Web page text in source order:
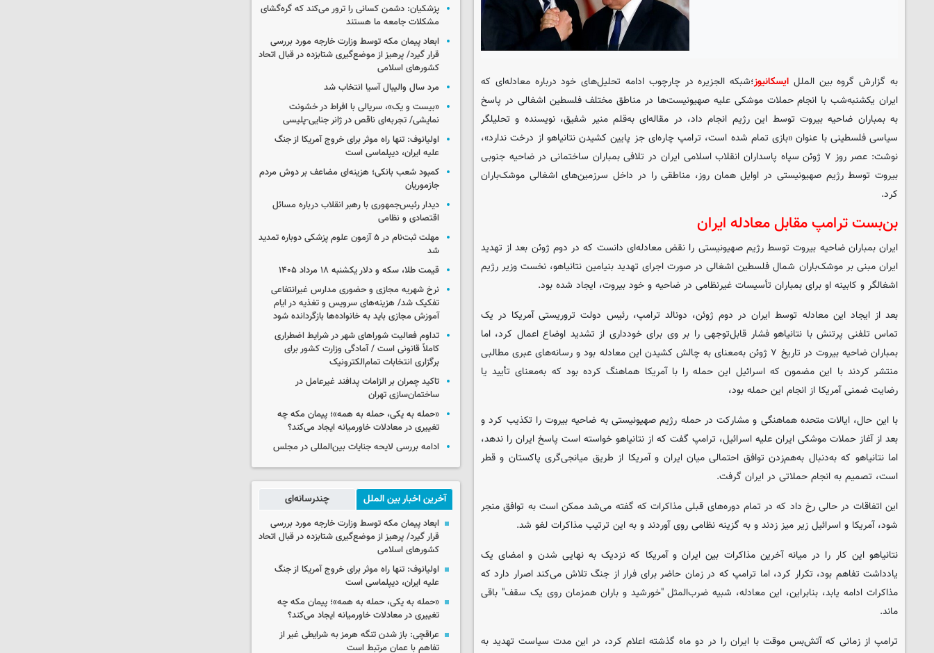
به گزارش گروه بین الملل ایسکانیوز؛شبکه الجزیره در چارچوب ادامه تحلیل‌های خود درباره معادله‌ای که
ایران یکشنبه‌شب با انجام حملات موشکی علیه صهیونیست‌ها در مناطق مختلف فلسطین اشغالی در پاسخ
به بمباران ضاحیه بیروت توسط این رژیم انجام داد، در مقاله‌ای به‌قلم منیر شفیق، نویسنده و تحلیلگر
سیاسی فلسطینی با عنوان «بازی تمام شده است، ترامپ چاره‌ای جز پایین کشیدن نتانیاهو از درخت ندارد»،
نوشت: عصر روز ۷ ژوئن سپاه پاسداران انقلاب اسلامی ایران در تلافی بمباران ساختمانی در ضاحیه جنوبی
بیروت توسط رژیم صهیونیستی در اوایل همان روز، مناطقی را در داخل سرزمین‌های اشغالی موشک‌باران
کرد.
بن‌بست ترامپ مقابل معادله ایران
ایران بمباران ضاحیه بیروت توسط رژیم صهیونیستی را نقض معادله‌ای دانست که در دوم ژوئن بعد از تهدید
ایران مبنی بر موشک‌باران شمال فلسطین اشغالی در صورت اجرای تهدید بنیامین نتانیاهو، نخست وزیر رژیم
اشغالگر و کابینه او برای بمباران تأسیسات غیرنظامی در ضاحیه و خود بیروت، ایجاد شده بود.
بعد از ایجاد این معادله توسط ایران در دوم ژوئن، دونالد ترامپ، رئیس دولت تروریستی آمریکا در یک
تماس تلفنی پرتنش با نتانیاهو فشار قابل‌توجهی را بر وی برای خودداری از تشدید اوضاع اعمال کرد، اما
بمباران ضاحیه بیروت در تاریخ ۷ ژوئن به‌معنای به چالش کشیدن این معادله بود و رسانه‌های عبری مطالبی
منتشر کردند با این مضمون که اسرائیل این حمله را با آمریکا هماهنگ کرده بود که به‌معنای تأیید یا
رضایت ضمنی آمریکا از انجام این حمله بود،
با این حال، ایالات متحده هماهنگی و مشارکت در حمله رژیم صهیونیستی به ضاحیه بیروت را تکذیب کرد و
بعد از آغاز حملات موشکی ایران علیه اسرائیل، ترامپ گفت که از نتانیاهو خواسته است پاسخ ایران را ندهد،
اما نتانیاهو که به‌دنبال به‌هم‌زدن توافق احتمالی میان ایران و آمریکا از طریق میانجی‌گری پاکستان و قطر
است، تصمیم به انجام حملاتی در ایران گرفت.
این اتفاقات در حالی رخ داد که در تمام دوره‌های قبلی مذاکرات که گفته می‌شد ممکن است به توافق منجر
شود، آمریکا و اسرائیل زیر میز زدند و به گزینه نظامی روی آوردند و به این ترتیب مذاکرات لغو شد.
نتانیاهو این کار را در میانه آخرین مذاکرات بین ایران و آمریکا که نزدیک به نهایی شدن و امضای یک
یادداشت تفاهم بود، تکرار کرد، اما ترامپ که در زمان حاضر برای فرار از جنگ تلاش می‌کند اصرار دارد که
مذاکرات ادامه یابد، بنابراین، این معادله، شبیه ضرب‌المثل "خورشید و باران همزمان روی یک سقف" باقی
ماند.
ترامپ از زمانی که آتش‌بس موقت با ایران را در دو ماه گذشته اعلام کرد، در این مدت سیاست تهدید به
پزشکیان: دشمن کسانی را ترور می‌کند که گره‌گشای
مشکلات جامعه ما هستند
ابعاد پیمان مکه توسط وزارت خارجه مورد بررسی
قرار گیرد/ پرهیز از موضع‌گیری شتابزده در قبال اتحاد
کشورهای اسلامی
مرد سال والیبال آسیا انتخاب شد
«بیست و یک»، سریالی با افراط در خشونت
نمایشی/ تجربه‌ای ناقص در ژانر جنایی-پلیسی
اولیانوف: تنها راه موثر برای خروج آمریکا از جنگ
علیه ایران، دیپلماسی است
کمبود شعب بانکی؛ هزینه‌ای مضاعف بر دوش مردم
جازموریان
دیدار رئیس‌جمهوری با رهبر انقلاب درباره مسائل
اقتصادی و نظامی
مهلت ثبت‌نام در ۵ آزمون علوم پزشکی دوباره تمدید
شد
قیمت طلا، سکه و دلار یکشنبه ۱۸ مرداد ۱۴۰۵
نرخ شهریه مجازی و حضوری مدارس غیرانتفاعی
تفکیک شد/ هزینه‌های سرویس و تغذیه در ایام
آموزش مجازی باید به خانواده‌ها بازگردانده شود
تداوم فعالیت شوراهای شهر در شرایط اضطراری
کاملاً قانونی است / آمادگی وزارت کشور برای
برگزاری انتخابات تمام‌الکترونیک
تاکید چمران بر الزامات پدافند غیرعامل در
ساختمان‌سازی تهران
«حمله به یکی، حمله به همه»؛ پیمان مکه چه
تغییری در معادلات خاورمیانه ایجاد می‌کند؟
ادامه بررسی لایحه جنایات بین‌المللی در مجلس
آخرین اخبار بین الملل چندرسانه‌ای
ابعاد پیمان مکه توسط وزارت خارجه مورد بررسی
قرار گیرد/ پرهیز از موضع‌گیری شتابزده در قبال اتحاد
کشورهای اسلامی
اولیانوف: تنها راه موثر برای خروج آمریکا از جنگ
علیه ایران، دیپلماسی است
«حمله به یکی، حمله به همه»؛ پیمان مکه چه
تغییری در معادلات خاورمیانه ایجاد می‌کند؟
عراقچی: باز شدن تنگه هرمز به شرایطی غیر از
تفاهم با عمان مرتبط است